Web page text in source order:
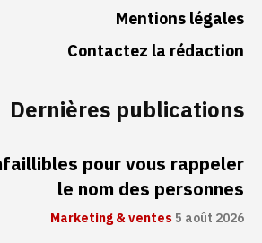
Mentions légales
Contactez la rédaction
Dernières publications
pour vous rappeler
le nom des personnes
Marketing & ventes5 août 2026